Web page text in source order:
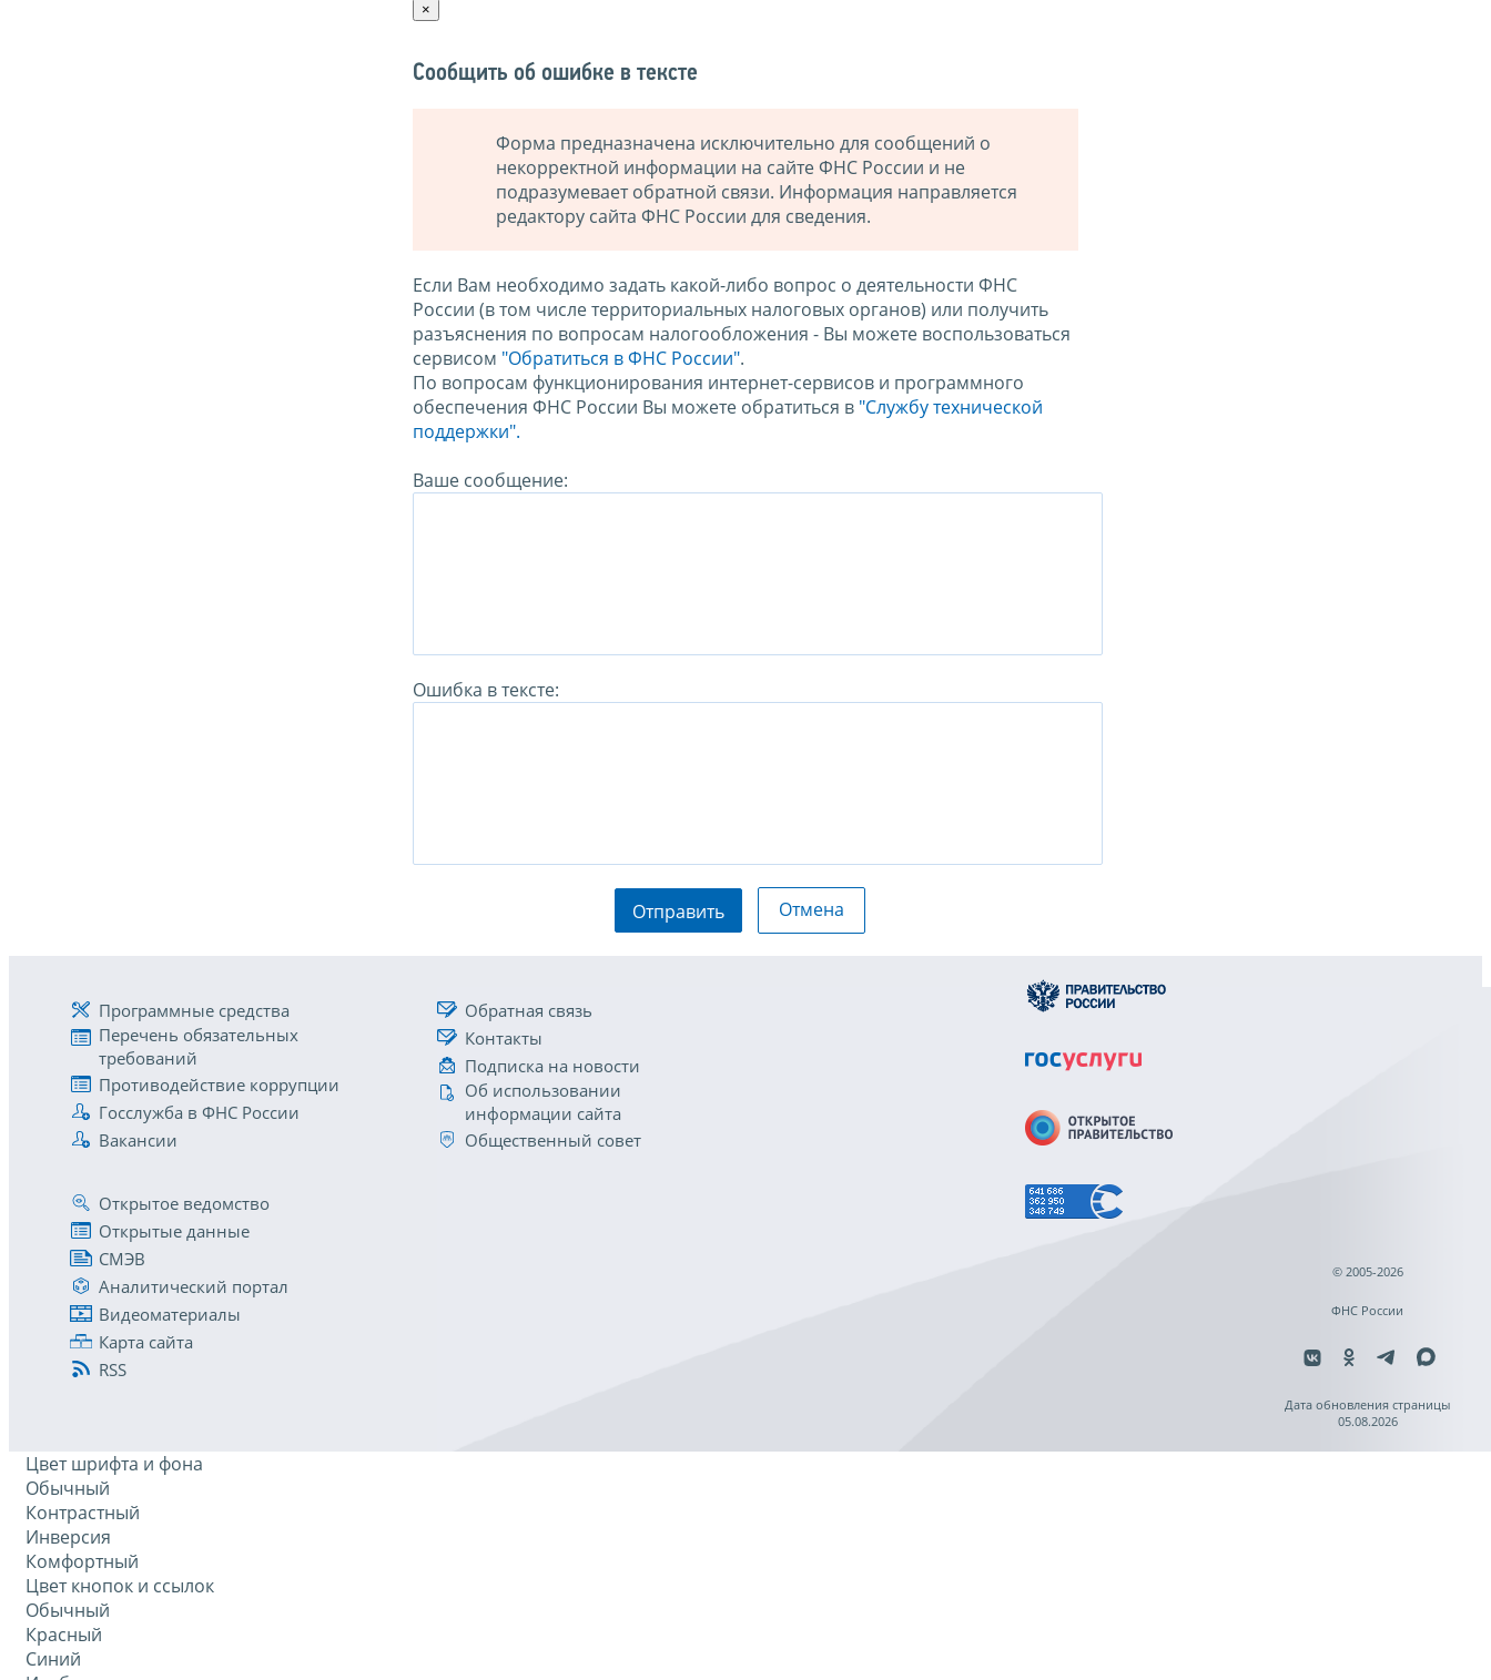
×
Сообщить об ошибке в тексте
Форма предназначена исключительно для сообщений о
некорректной информации на сайте ФНС России и не
подразумевает обратной связи. Информация направляется
редактору сайта ФНС России для сведения.
Если Вам необходимо задать какой-либо вопрос о деятельности ФНС
России (в том числе территориальных налоговых органов) или получить
разъяснения по вопросам налогообложения - Вы можете воспользоваться
сервисом "Обратиться в ФНС России".
По вопросам функционирования интернет-сервисов и программного
обеспечения ФНС России Вы можете обратиться в "Службу технической
поддержки".
Ваше сообщение:
Ошибка в тексте:
Отправить Отмена
Программные средства
Перечень обязательных
требований
Противодействие коррупции
Госслужба в ФНС России
Вакансии
Обратная связь
Контакты
Подписка на новости
Об использовании
информации сайта
Общественный совет
Открытое ведомство
Открытые данные
СМЭВ
Аналитический портал
Видеоматериалы
Карта сайта
RSS
© 2005-2026
ФНС России
Дата обновления страницы
05.08.2026
Цвет шрифта и фона
Обычный
Контрастный
Инверсия
Комфортный
Цвет кнопок и ссылок
Обычный
Красный
Синий